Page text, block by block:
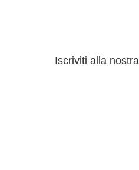
Iscriviti alla nostra